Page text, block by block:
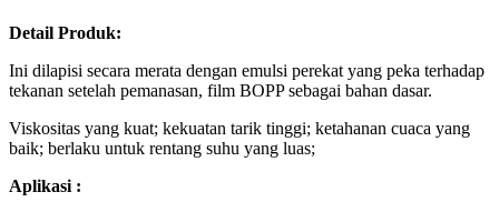
Detail Produk:
Ini dilapisi secara merata dengan emulsi perekat yang peka terhadap
tekanan setelah pemanasan, film BOPP sebagai bahan dasar.
Viskositas yang kuat; kekuatan tarik tinggi; ketahanan cuaca yang
baik; berlaku untuk rentang suhu yang luas;
Aplikasi :